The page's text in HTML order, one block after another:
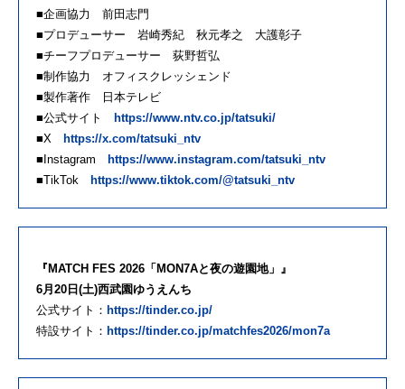
■企画協力 前田志門
■プロデューサー 岩崎秀紀 秋元孝之 大護彰子
■チーフプロデューサー 荻野哲弘
■制作協力 オフィスクレッシェンド
■製作著作 日本テレビ
■公式サイト
https://www.ntv.co.jp/tatsuki/
■X
https://x.com/tatsuki_ntv
■Instagram
https://www.instagram.com/tatsuki_ntv
■TikTok
https://www.tiktok.com/@tatsuki_ntv
『MATCH FES 2026「MON7Aと夜の遊園地」』
6月20日(土)西武園ゆうえんち
公式サイト： https://tinder.co.jp/
特設サイト： https://tinder.co.jp/matchfes2026/mon7a